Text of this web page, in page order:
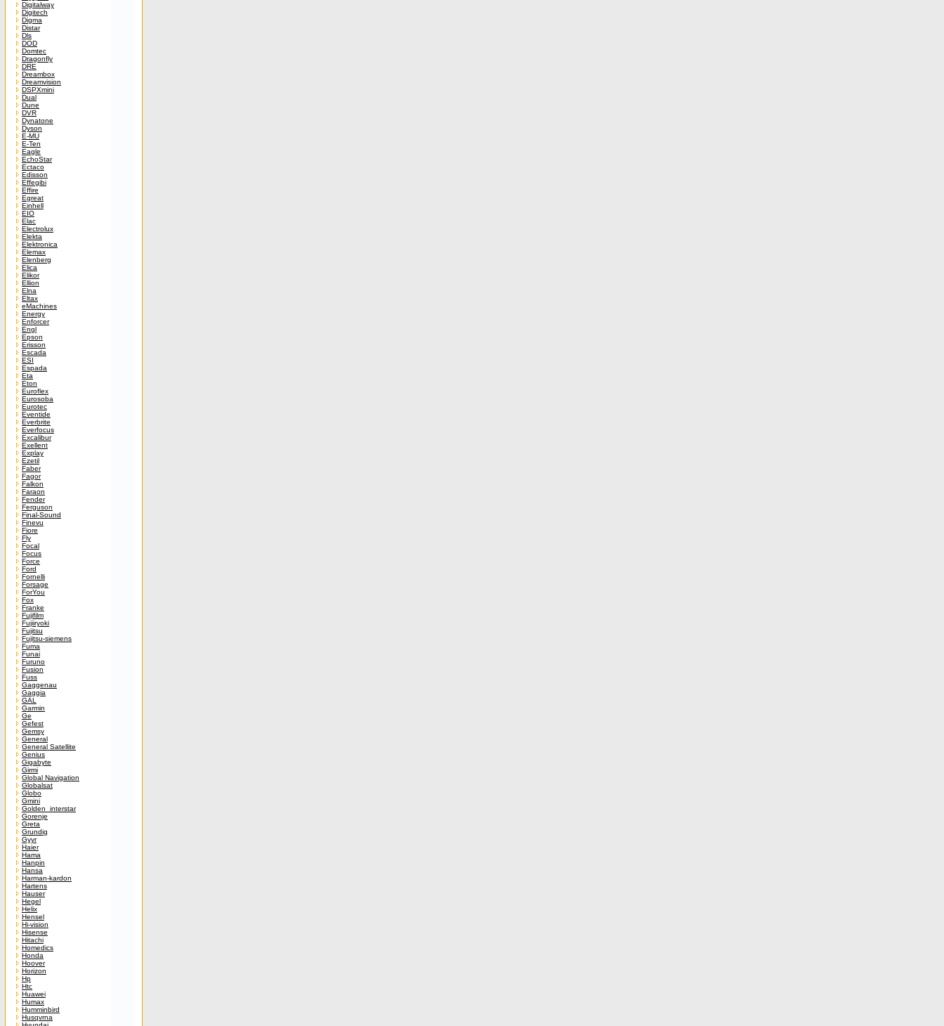
Digitalway
Digitech
Digma
Distar
Dls
DOD
Domtec
Dragonfly
DRE
Dreambox
Dreamvision
DSPXmini
Dual
Dune
DVR
Dynatone
Dyson
E-MU
E-Ten
Eagle
EchoStar
Ectaco
Edisson
Effegibi
Effire
Egreat
Einhell
EIO
Elac
Electrolux
Elekta
Elektronica
Elemax
Elenberg
Elica
Elikor
Ellion
Elna
Eltax
eMachines
Energy
Enforcer
Engl
Epson
Erisson
Escada
ESI
Espada
Eta
Eton
Euroflex
Eurosoba
Eurotec
Eventide
Everbrite
Everfocus
Excalibur
Exellent
Explay
Ezetil
Faber
Fagor
Falkon
Faraon
Fender
Ferguson
Final-Sound
Finevu
Fiore
Fly
Focal
Focus
Force
Ford
Fornelli
Forsage
ForYou
Fox
Franke
Fujifilm
Fujiiryoki
Fujitsu
Fujitsu-siemens
Fuma
Funai
Furuno
Fusion
Fuss
Gaggenau
Gaggia
GAL
Garmin
Ge
Gefest
Gemsy
General
General Satellite
Genius
Gigabyte
Girmi
Global Navigation
Globalsat
Globo
Gmini
Golden_interstar
Gorenje
Greta
Grundig
Gyyr
Haier
Hama
Hanpin
Hansa
Harman-kardon
Hartens
Hauser
Hegel
Helix
Hensel
Hi-vision
Hisense
Hitachi
Homedics
Honda
Hoover
Horizon
Hp
Htc
Huawei
Humax
Humminbird
Husqvrna